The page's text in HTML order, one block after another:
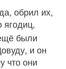
обрил их,
были
и он
что они